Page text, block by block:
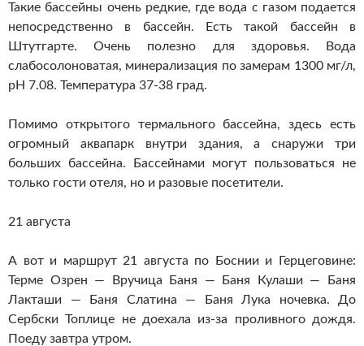
Такие бассейны очень редкие, где вода с газом подается
непосредственно в бассейн. Есть такой бассейн в
Штутгарте. Очень полезно для здоровья. Вода
слабосолоноватая, минерализация по замерам 1300 мг/л,
pH 7.08. Температура 37-38 град.
Помимо открытого термального бассейна, здесь есть
огромный аквапарк внутри здания, а снаружи три
больших бассейна. Бассейнами могут пользоваться не
только гости отеля, но и разовые посетители.
21 августа
А вот и маршрут 21 августа по Боснии и Герцеговине:
Терме Озрен — Вручица Баня — Баня Кулаши — Баня
Лакташи — Баня Слатина — Баня Лука ночевка. До
Сербски Топлице не доехала из-за проливного дождя.
Поеду завтра утром.